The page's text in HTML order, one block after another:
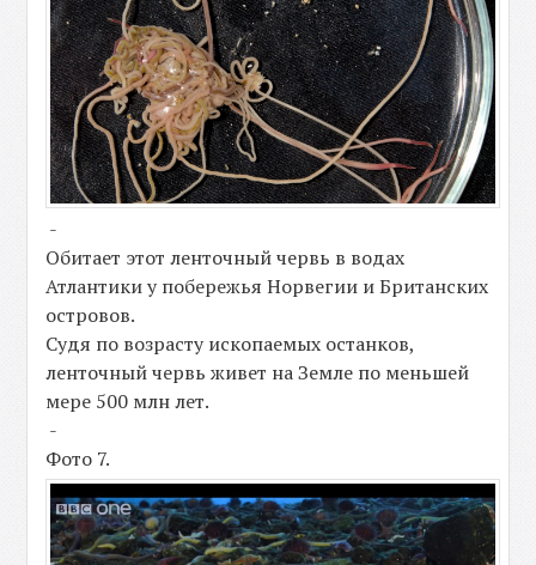
-
Обитает этот ленточный червь в водах
Атлантики у побережья Норвегии и Британских
островов.
Судя по возрасту ископаемых останков,
ленточный червь живет на Земле по меньшей
мере 500 млн лет.
-
Фото 7.